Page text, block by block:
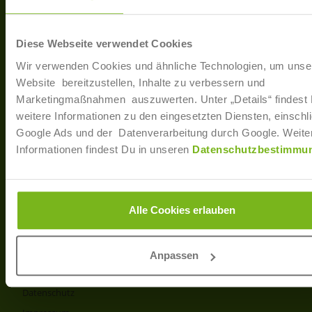
Diese Webseite verwendet Cookies
Wir verwenden Cookies und ähnliche Technologien, um
Website bereitzustellen, Inhalte zu verbessern und
Marketingmaßnahmen auszuwerten. Unter „Details“ findest
weitere Informationen zu den eingesetzten Diensten,
Google Ads und der Datenverarbeitung durch Google.
Informationen findest Du in unseren
Alle Cookies erlauben
Anpassen
40233 Düsseldorf
T: +49 (0)211 / 866 68 - 13
E-Mail: info@joborama.de
Über Uns
Veranstaltungen
Ansprechpartner
Partner
Produkt- und Preisliste
Disclaimer